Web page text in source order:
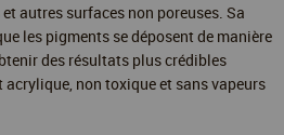
autres surfaces non poreuses. Sa
les pigments se déposent de manière
des résultats plus crédibles
non toxique et sans vapeurs